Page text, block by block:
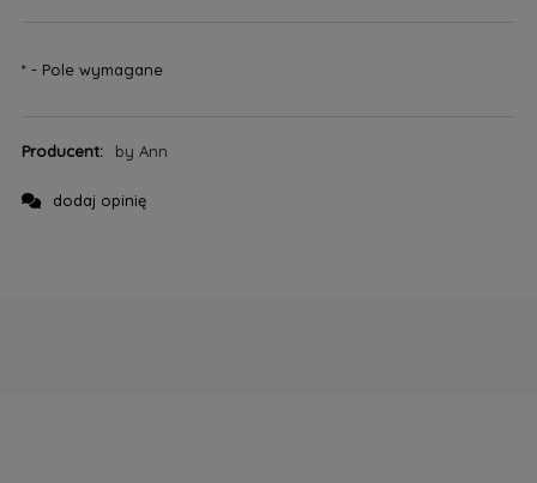
*- Pole wymagane
Producent: by Ann
dodaj opinię